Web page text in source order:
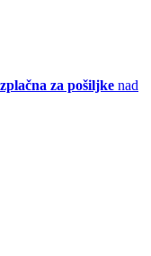
za pošiljke nad